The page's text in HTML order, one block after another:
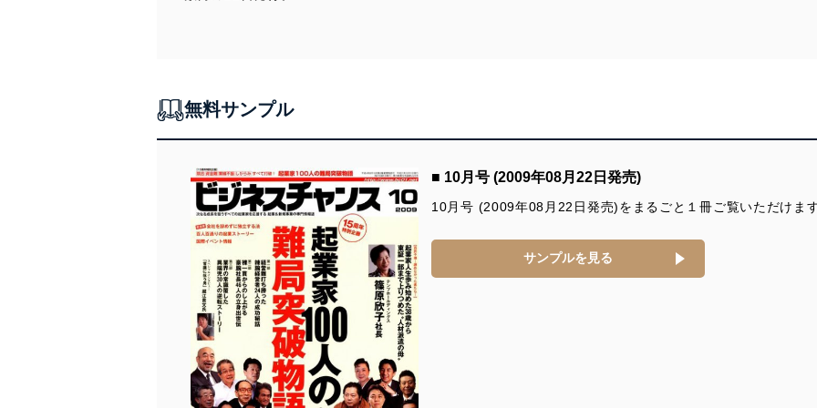
店舗M&A
バックオフィスの落とし穴
無料サンプル
■ 10月号 (2009年08月22日発売)
10月号 (2009年08月22日発売)をまるごと１冊ご覧いただけま
サンプルを見る